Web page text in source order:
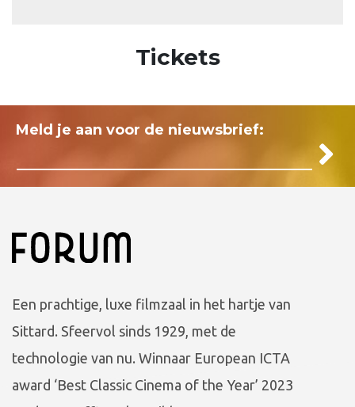
Tickets
Meld je aan voor de nieuwsbrief:
Een prachtige, luxe filmzaal in het hartje van
Sittard. Sfeervol sinds 1929, met de
technologie van nu. Winnaar European ICTA
award ‘Best Classic Cinema of the Year’ 2023